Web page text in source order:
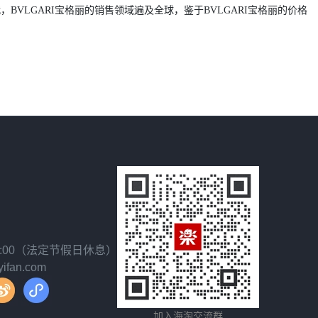
BVLGARI宝格丽的销售领域遍及全球，鉴于BVLGARI宝格丽的价格
（法定节假日休息）